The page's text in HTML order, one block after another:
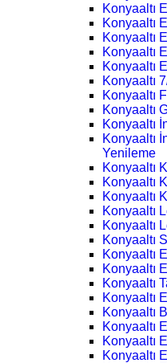
Konyaaltı
Konyaaltı
Konyaaltı
Konyaaltı
Konyaaltı
Konyaaltı
Konyaaltı
Konyaaltı
Konyaaltı
Konyaaltı
Yenileme
Konyaaltı
Konyaaltı
Konyaaltı
Konyaaltı
Konyaaltı
Konyaaltı
Konyaaltı
Konyaaltı
Konyaaltı
Konyaaltı
Konyaaltı
Konyaaltı
Konyaaltı
Konyaaltı